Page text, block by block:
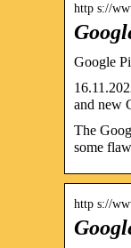
http s://
Google
and new
The
some
http s://